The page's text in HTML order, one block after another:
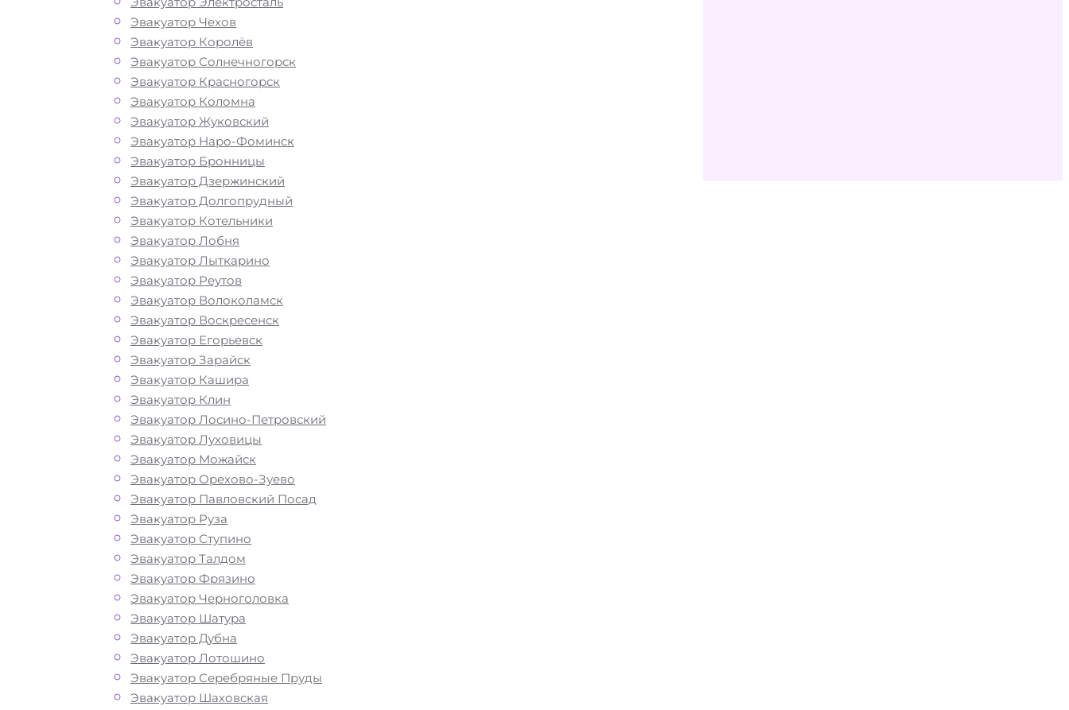
Эвакуатор Чехов
Эвакуатор Королёв
Эвакуатор Солнечногорск
Эвакуатор Красногорск
Эвакуатор Коломна
Эвакуатор Жуковский
Эвакуатор Наро-Фоминск
Эвакуатор Бронницы
Эвакуатор Дзержинский
Эвакуатор Долгопрудный
Эвакуатор Котельники
Эвакуатор Лобня
Эвакуатор Лыткарино
Эвакуатор Реутов
Эвакуатор Волоколамск
Эвакуатор Воскресенск
Эвакуатор Егорьевск
Эвакуатор Зарайск
Эвакуатор Кашира
Эвакуатор Клин
Эвакуатор Лосино-Петровский
Эвакуатор Луховицы
Эвакуатор Можайск
Эвакуатор Орехово-Зуево
Эвакуатор Павловский Посад
Эвакуатор Руза
Эвакуатор Ступино
Эвакуатор Талдом
Эвакуатор Фрязино
Эвакуатор Черноголовка
Эвакуатор Шатура
Эвакуатор Дубна
Эвакуатор Лотошино
Эвакуатор Серебряные Пруды
Эвакуатор Шаховская
Как перевезти
авто в Малых
Снопах?
Перевозка автомобиля по Малым Снопам
эвакуатором «МОБИ» дешево, круглосуточно
и срочно – это возможность быстро и без
лишних затрат решить возникшие
проблемы с автомобилем и получить
помощь на дороге. Мы рады предложить
вам свои услуги по вызову автоэвакуатора.
Звоните по телефону — у нас вы найдете
все, что нужно для оперативной и
безопасной эвакуации вашего авто: